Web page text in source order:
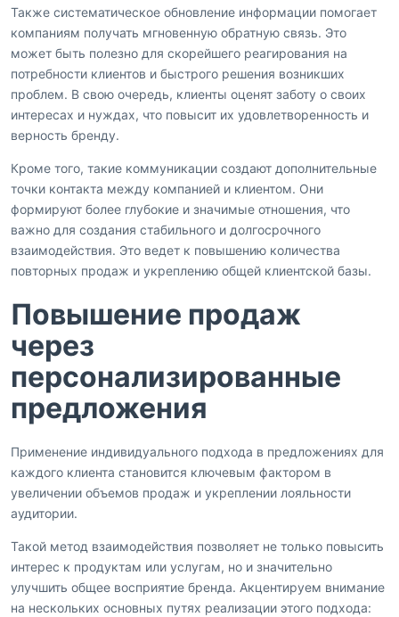
Также систематическое обновление информации помогает
компаниям получать мгновенную обратную связь. Это
может быть полезно для скорейшего реагирования на
потребности клиентов и быстрого решения возникших
проблем. В свою очередь, клиенты оценят заботу о своих
интересах и нуждах, что повысит их удовлетворенность и
верность бренду.
Кроме того, такие коммуникации создают дополнительные
точки контакта между компанией и клиентом. Они
формируют более глубокие и значимые отношения, что
важно для создания стабильного и долгосрочного
взаимодействия. Это ведет к повышению количества
повторных продаж и укреплению общей клиентской базы.
Повышение продаж
через
персонализированные
предложения
Применение индивидуального подхода в предложениях для
каждого клиента становится ключевым фактором в
увеличении объемов продаж и укреплении лояльности
аудитории.
Такой метод взаимодействия позволяет не только повысить
интерес к продуктам или услугам, но и значительно
улучшить общее восприятие бренда. Акцентируем внимание
на нескольких основных путях реализации этого подхода: